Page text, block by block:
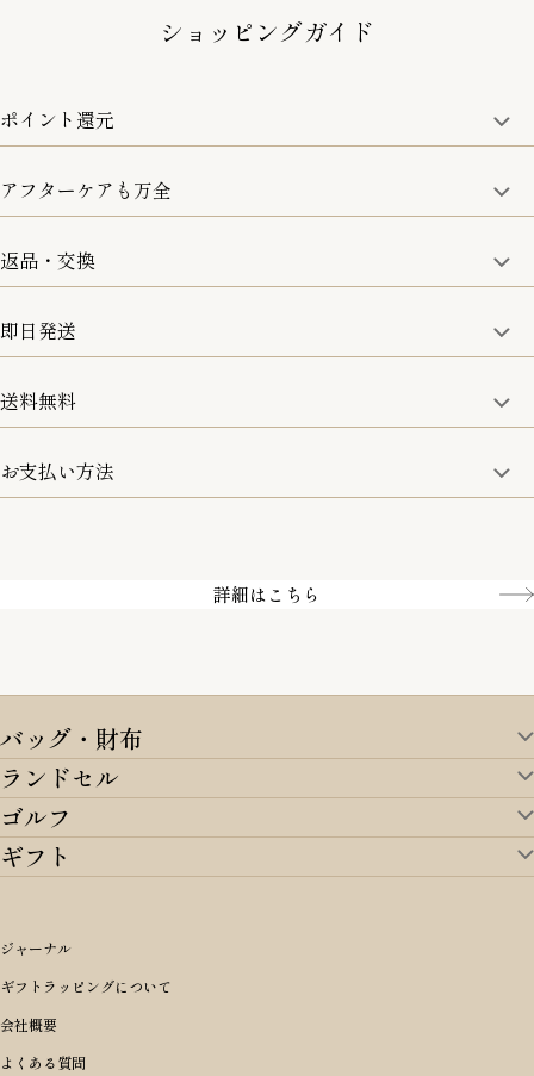
ショッピングガイド
ポイント還元
商品金額の10%をポイント還元いたします。
アフターケアも万全
取り扱い商品はすべて正規品となります。
修理などのご相談に関しましては、責任を持って対応させてい
ただきます。
返品・交換
8日以内なら、返品・交換も可能です。
即日発送
15:00までのご注文は即日発送
お取寄せ商品を除く
送料無料
5,500円(税込)以上で全国送料無料となります。
お支払い方法
詳細はこちら
バッグ・財布
バッグ・財布TOP
すべてを見る
アイテムから選ぶ
リュックサック・デイパック・バックパック
ショルダーバッグ
ボディバッグ・ウエストバッグ
長財布
m＋ エムピウ
PORTER 吉田カバン ポーター
BRIEFING ブリーフィング
Dakota ダコタ
ランドセル
ランドセルTOP
すべてを見る
オリジナルランドセル
女の子ランドセル
男の子ランドセル
ランドセル小物・その他
価格から選ぶ
〜49,999円
50,000円〜59,999円
60,000円〜69,999円
ゴルフ
ゴルフTOP
アイテムから選ぶ
キャディバッグ
ヘッドカバー
ゴルフ小物
ブランドから選ぶ
BRIEFING ブリーフィング
master-piece マスターピース
ギフト
シーンから探す
誕生日
結婚祝い
出産祝い
性別・年齢から探す
男性向け
女性向け
予算から探す
〜4,999円
ジャーナル
ギフトラッピングについて
会社概要
よくある質問